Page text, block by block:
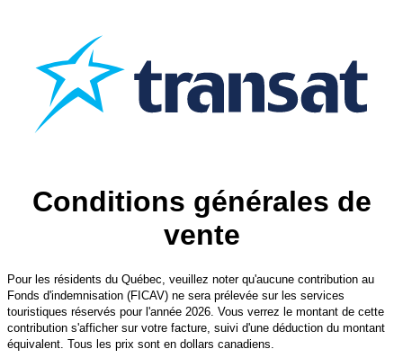
Conditions générales de
vente
Pour les résidents du Québec, veuillez noter qu'aucune contribution au
Fonds d'indemnisation (FICAV) ne sera prélevée sur les services
touristiques réservés pour l'année 2026. Vous verrez le montant de cette
contribution s'afficher sur votre facture, suivi d'une déduction du montant
équivalent. Tous les prix sont en dollars canadiens.